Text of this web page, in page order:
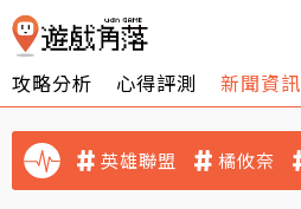
攻略分析 心得評測 新聞資訊
英雄聯盟 橘攸奈